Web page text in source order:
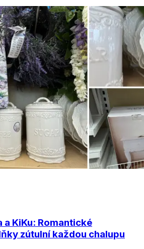
a KiKu: Romantické
zútulní každou chalupu